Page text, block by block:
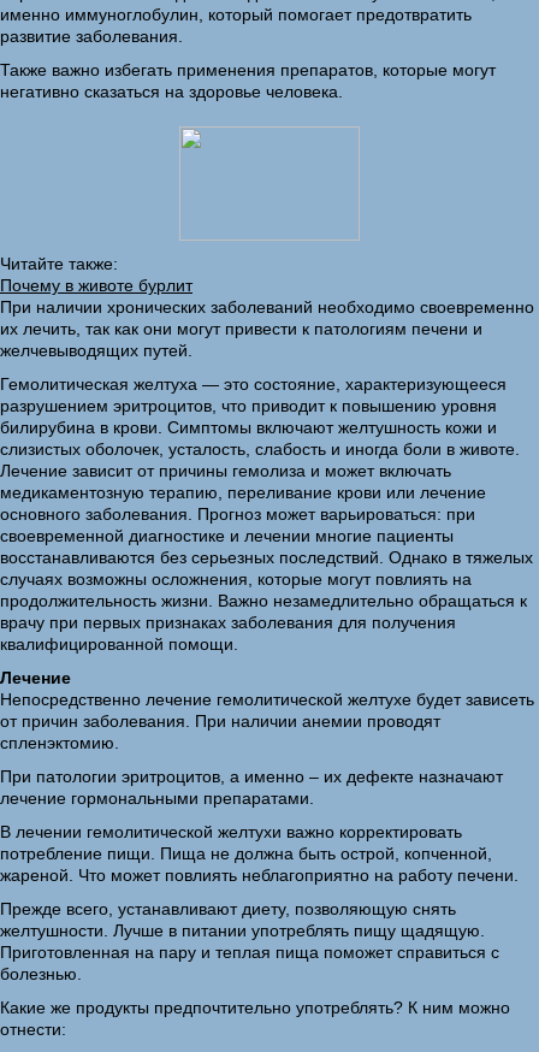
именно иммуноглобулин, который помогает предотвратить
развитие заболевания.
Также важно избегать применения препаратов, которые могут
негативно сказаться на здоровье человека.
Читайте также:
Почему в животе бурлит
При наличии хронических заболеваний необходимо своевременно
их лечить, так как они могут привести к патологиям печени и
желчевыводящих путей.
Гемолитическая желтуха — это состояние, характеризующееся
разрушением эритроцитов, что приводит к повышению уровня
билирубина в крови. Симптомы включают желтушность кожи и
слизистых оболочек, усталость, слабость и иногда боли в животе.
Лечение зависит от причины гемолиза и может включать
медикаментозную терапию, переливание крови или лечение
основного заболевания. Прогноз может варьироваться: при
своевременной диагностике и лечении многие пациенты
восстанавливаются без серьезных последствий. Однако в тяжелых
случаях возможны осложнения, которые могут повлиять на
продолжительность жизни. Важно незамедлительно обращаться к
врачу при первых признаках заболевания для получения
квалифицированной помощи.
Лечение
Непосредственно лечение гемолитической желтухе будет зависеть
от причин заболевания. При наличии анемии проводят
спленэктомию.
При патологии эритроцитов, а именно – их дефекте назначают
лечение гормональными препаратами.
В лечении гемолитической желтухи важно корректировать
потребление пищи. Пища не должна быть острой, копченной,
жареной. Что может повлиять неблагоприятно на работу печени.
Прежде всего, устанавливают диету, позволяющую снять
желтушности. Лучше в питании употреблять пищу щадящую.
Приготовленная на пару и теплая пища поможет справиться с
болезнью.
Какие же продукты предпочтительно употреблять? К ним можно
отнести: